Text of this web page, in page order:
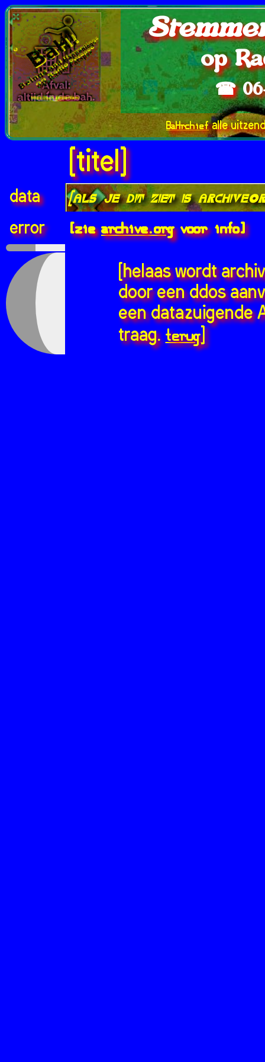
op
☎
BaHrchiefalle
data
error
[titel]
[als je dit ziet is
[ziearchive.orgvoor info]
[helaas wordt
door een ddos
een datazuigende
traag.terug]